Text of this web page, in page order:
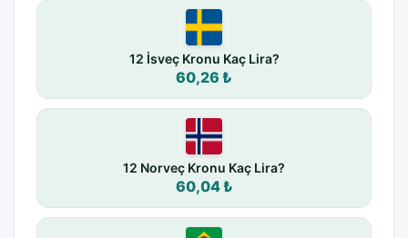
12 İsveç Kronu Kaç Lira?
60,26 ₺
12 Norveç Kronu Kaç Lira?
60,04 ₺